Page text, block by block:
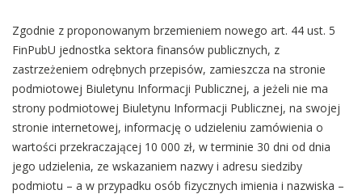
Zgodnie z proponowanym brzemieniem nowego art. 44 ust. 5
FinPubU jednostka sektora finansów publicznych, z
zastrzeżeniem odrębnych przepisów, zamieszcza na stronie
podmiotowej Biuletynu Informacji Publicznej, a jeżeli nie ma
strony podmiotowej Biuletynu Informacji Publicznej, na swojej
stronie internetowej, informację o udzieleniu zamówienia o
wartości przekraczającej 10 000 zł, w terminie 30 dni od dnia
jego udzielenia, ze wskazaniem nazwy i adresu siedziby
podmiotu – a w przypadku osób fizycznych imienia i nazwiska –